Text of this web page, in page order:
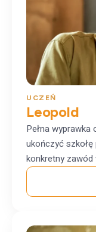
UCZEŃ
Leopold
Pełna wyprawka
ukończyć
konkretny